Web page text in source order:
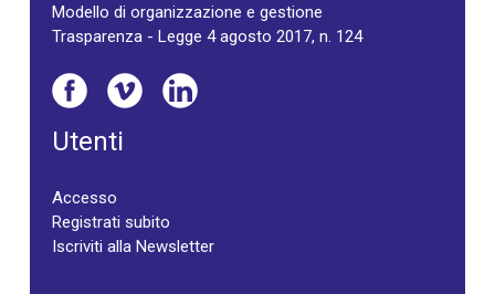
Modello di organizzazione e gestione
Trasparenza - Legge 4 agosto 2017, n. 124
Utenti
Accesso
Registrati subito
Iscriviti alla Newsletter